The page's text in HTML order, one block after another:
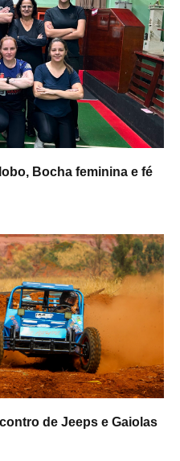
Bocha feminina e fé
de Jeeps e Gaiolas